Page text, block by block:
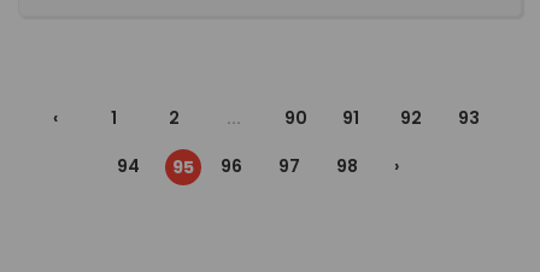
‹ 1 2 ... 90 91 92
93
94
95 96 97 98 ›